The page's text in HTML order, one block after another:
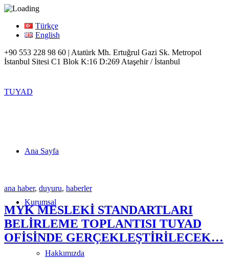
Türkçe
English
+90 553 228 98 60 | Atatürk Mh. Ertuğrul Gazi Sk. Metropol
İstanbul Sitesi C1 Blok K:16 D:269 Ataşehir / İstanbul
TUYAD
Ana Sayfa
Kurumsal
Hakkımızda
ana haber, duyuru, haberler
MYK MESLEKİ STANDARTLARI
BELİRLEME TOPLANTISI TUYAD
OFİSİNDE GERÇEKLEŞTİRİLECEK…